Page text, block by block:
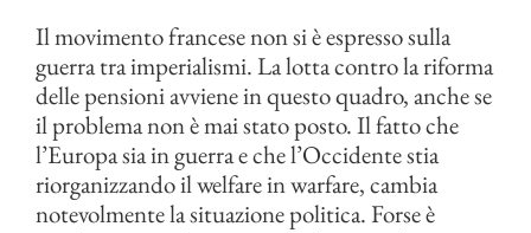
Il movimento francese non si è espresso sulla
guerra tra imperialismi. La lotta contro la riforma
delle pensioni avviene in questo quadro, anche se
il problema non è mai stato posto. Il fatto che
l’Europa sia in guerra e che l’Occidente stia
riorganizzando il welfare in warfare, cambia
notevolmente la situazione politica. Forse è